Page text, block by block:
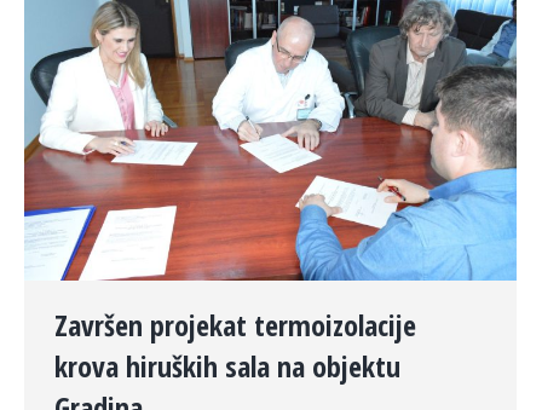
Završen projekat termoizolacije
krova hiruških sala na objektu